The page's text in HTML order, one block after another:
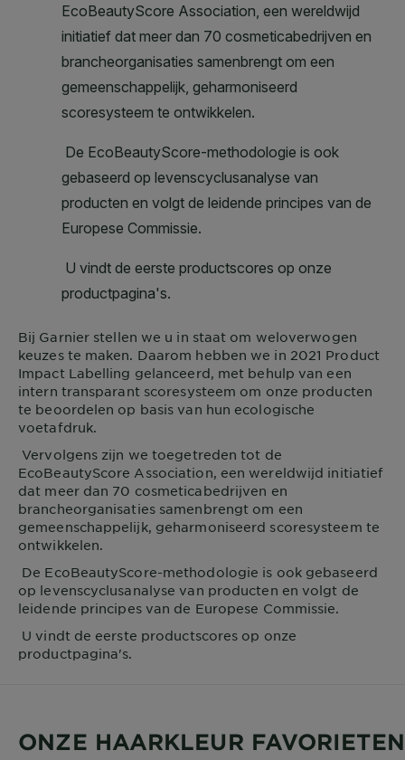
Bij Garnier stellen we u in staat om weloverwogen
keuzes te maken. Daarom hebben we in 2021 Product
Impact Labelling gelanceerd, met behulp van een
intern transparant scoresysteem om onze producten
te beoordelen op basis van hun ecologische
voetafdruk.
Vervolgens zijn we toegetreden tot de
EcoBeautyScore Association, een wereldwijd initiatief
dat meer dan 70 cosmeticabedrijven en
brancheorganisaties samenbrengt om een
gemeenschappelijk, geharmoniseerd scoresysteem te
ontwikkelen.
De EcoBeautyScore-methodologie is ook gebaseerd
op levenscyclusanalyse van producten en volgt de
leidende principes van de Europese Commissie.
U vindt de eerste productscores op onze
productpagina's.
ONZE HAARKLEUR FAVORIETEN